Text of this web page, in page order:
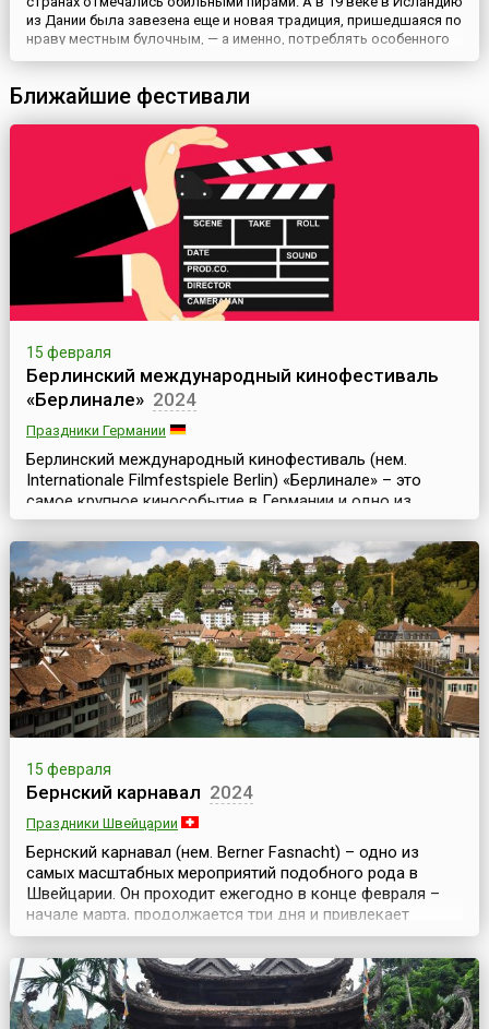
из Дании была завезена еще и новая традиция, пришедшаяся по
нраву местным булочным, — а именно, потреблять особенного
вида пирожные, наполненные взбитыми сливками и политые
отмечается ежегодно по всей стране в понедел...
Ближайшие фестивали
15 февраля
Берлинский международный кинофестиваль
«Берлинале» 2024
Праздники Германии
Берлинский международный кинофестиваль (нем.
Internationale Filmfestspiele Berlin) «Берлинале» – это
самое крупное кинособытие в Германии и одно из
важнейших в Европе. Фестиваль, начиная с 1951 года,
проводится в столице Германии ежегодно, он проходит
в феврале и длится 10 дней (до 1978 года проводился
летом).Наряду с Каннским, Венецианским и Московским
кинофестивалями, «Берлинале» также являе...
15 февраля
Бернский карнавал 2024
Праздники Швейцарии
Бернский карнавал (нем. Berner Fasnacht) – одно из
самых масштабных мероприятий подобного рода в
Швейцарии. Он проходит ежегодно в конце февраля –
начале марта, продолжается три дня и привлекает
множество гостей и участников. В последние годы этот
карнавал стал третьим по массовости и популярности
карнавалом страны, который ежегодно посещает более
50 тысяч человек.Согласно историческим докумен...